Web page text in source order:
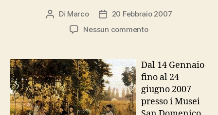
Autore
articolo
Di Marco
Data20 Febbraio 2007
Nessun commentosu
Macchiaioli
a
Forlì
Dal 14 Gennaio
fino al 24
giugno 2007
presso i Musei